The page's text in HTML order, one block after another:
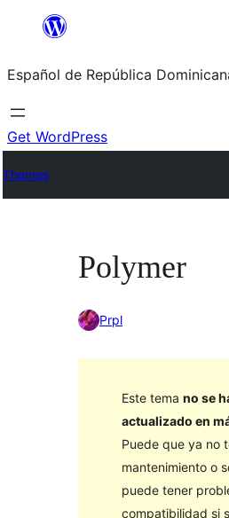
Saltar
contenido
Español de República
Get WordPress
Themes
Polymer
Prpl
Este tema no se
actualizado en
Puede que ya no
mantenimiento o
puede tener
compatibilidad si